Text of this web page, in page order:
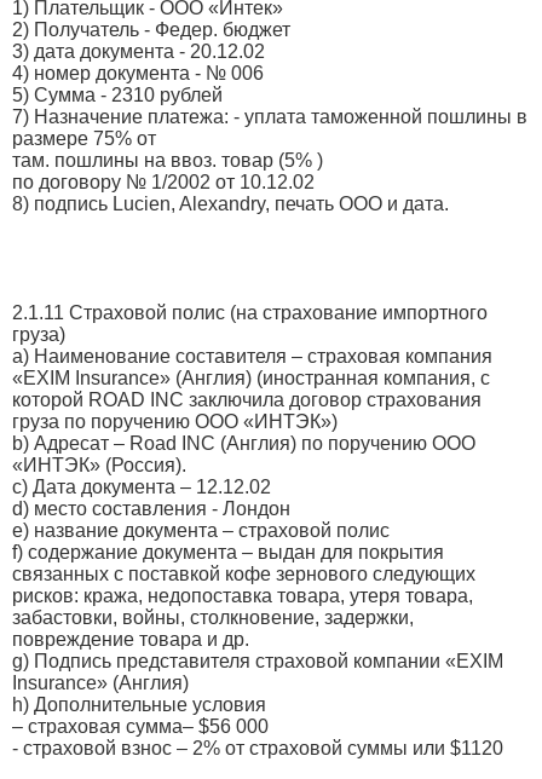
1) Плательщик - ООО «Интек»
2) Получатель - Федер. бюджет
3) дата документа - 20.12.02
4) номер документа - № 006
5) Сумма - 2310 рублей
7) Назначение платежа: - уплата таможенной пошлины в
размере 75% от
там. пошлины на ввоз. товар (5% )
по договору № 1/2002 от 10.12.02
8) подпись Lucien, Alexandry, печать ООО и дата.
2.1.11 Страховой полис (на страхование импортного
груза)
a) Наименование составителя – страховая компания
«EXIM Insurance» (Англия) (иностранная компания, с
которой ROAD INC заключила договор страхования
груза по поручению ООО «ИНТЭК»)
b) Адресат – Road INC (Англия) по поручению ООО
«ИНТЭК» (Россия).
с) Дата документа – 12.12.02
d) место составления - Лондон
e) название документа – страховой полис
f) содержание документа – выдан для покрытия
связанных с поставкой кофе зернового следующих
рисков: кража, недопоставка товара, утеря товара,
забастовки, войны, столкновение, задержки,
повреждение товара и др.
g) Подпись представителя страховой компании «EXIM
Insurance» (Англия)
h) Дополнительные условия
– страховая сумма– $56 000
- страховой взнос – 2% от страховой суммы или $1120